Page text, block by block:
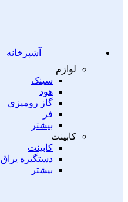
آشپزخانه
لوازم
سینک
هود
گاز رومیزی
فر
بیشتر
کابینت
کابینت
دستگیره یراق
بیشتر